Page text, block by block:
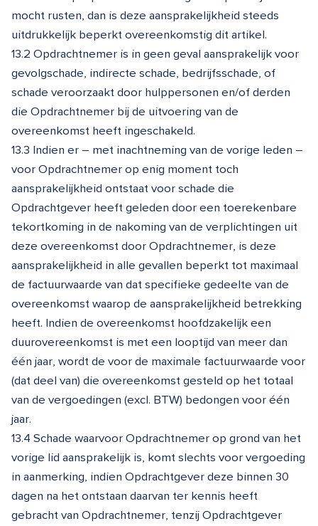
mocht rusten, dan is deze aansprakelijkheid steeds
uitdrukkelijk beperkt overeenkomstig dit artikel.
13.2 Opdrachtnemer is in geen geval aansprakelijk voor
gevolgschade, indirecte schade, bedrijfsschade, of
schade veroorzaakt door hulppersonen en/of derden
die Opdrachtnemer bij de uitvoering van de
overeenkomst heeft ingeschakeld.
13.3 Indien er – met inachtneming van de vorige leden –
voor Opdrachtnemer op enig moment toch
aansprakelijkheid ontstaat voor schade die
Opdrachtgever heeft geleden door een toerekenbare
tekortkoming in de nakoming van de verplichtingen uit
deze overeenkomst door Opdrachtnemer, is deze
aansprakelijkheid in alle gevallen beperkt tot maximaal
de factuurwaarde van dat specifieke gedeelte van de
overeenkomst waarop de aansprakelijkheid betrekking
heeft. Indien de overeenkomst hoofdzakelijk een
duurovereenkomst is met een looptijd van meer dan
één jaar, wordt de voor de maximale factuurwaarde voor
(dat deel van) die overeenkomst gesteld op het totaal
van de vergoedingen (excl. BTW) bedongen voor één
jaar.
13.4 Schade waarvoor Opdrachtnemer op grond van het
vorige lid aansprakelijk is, komt slechts voor vergoeding
in aanmerking, indien Opdrachtgever deze binnen 30
dagen na het ontstaan daarvan ter kennis heeft
gebracht van Opdrachtnemer, tenzij Opdrachtgever